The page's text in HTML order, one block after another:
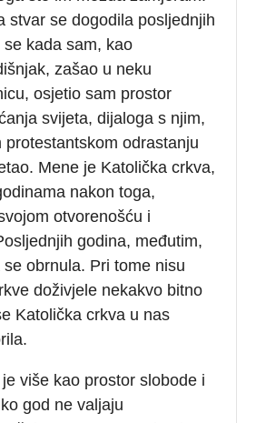
stvar se dogodila posljednjih
kada sam, kao
zašao u neku
osjetio sam prostor
svijeta, dijaloga s njim,
protestantskom odrastanju
Mene je Katolička crkva,
nakon toga,
otvorenošću i
godina, međutim,
obrnula. Pri tome nisu
doživjele nekakvo bitno
Katolička crkva u nas
više kao prostor slobode i
god ne valjaju